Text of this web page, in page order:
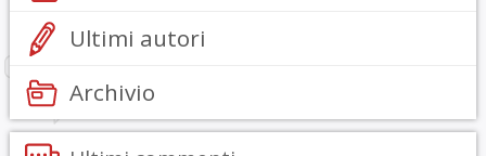
Ultimi autori
Archivio